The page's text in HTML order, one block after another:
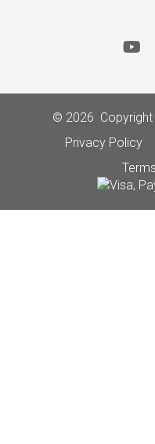
© 2026 Copyright
Privacy Policy